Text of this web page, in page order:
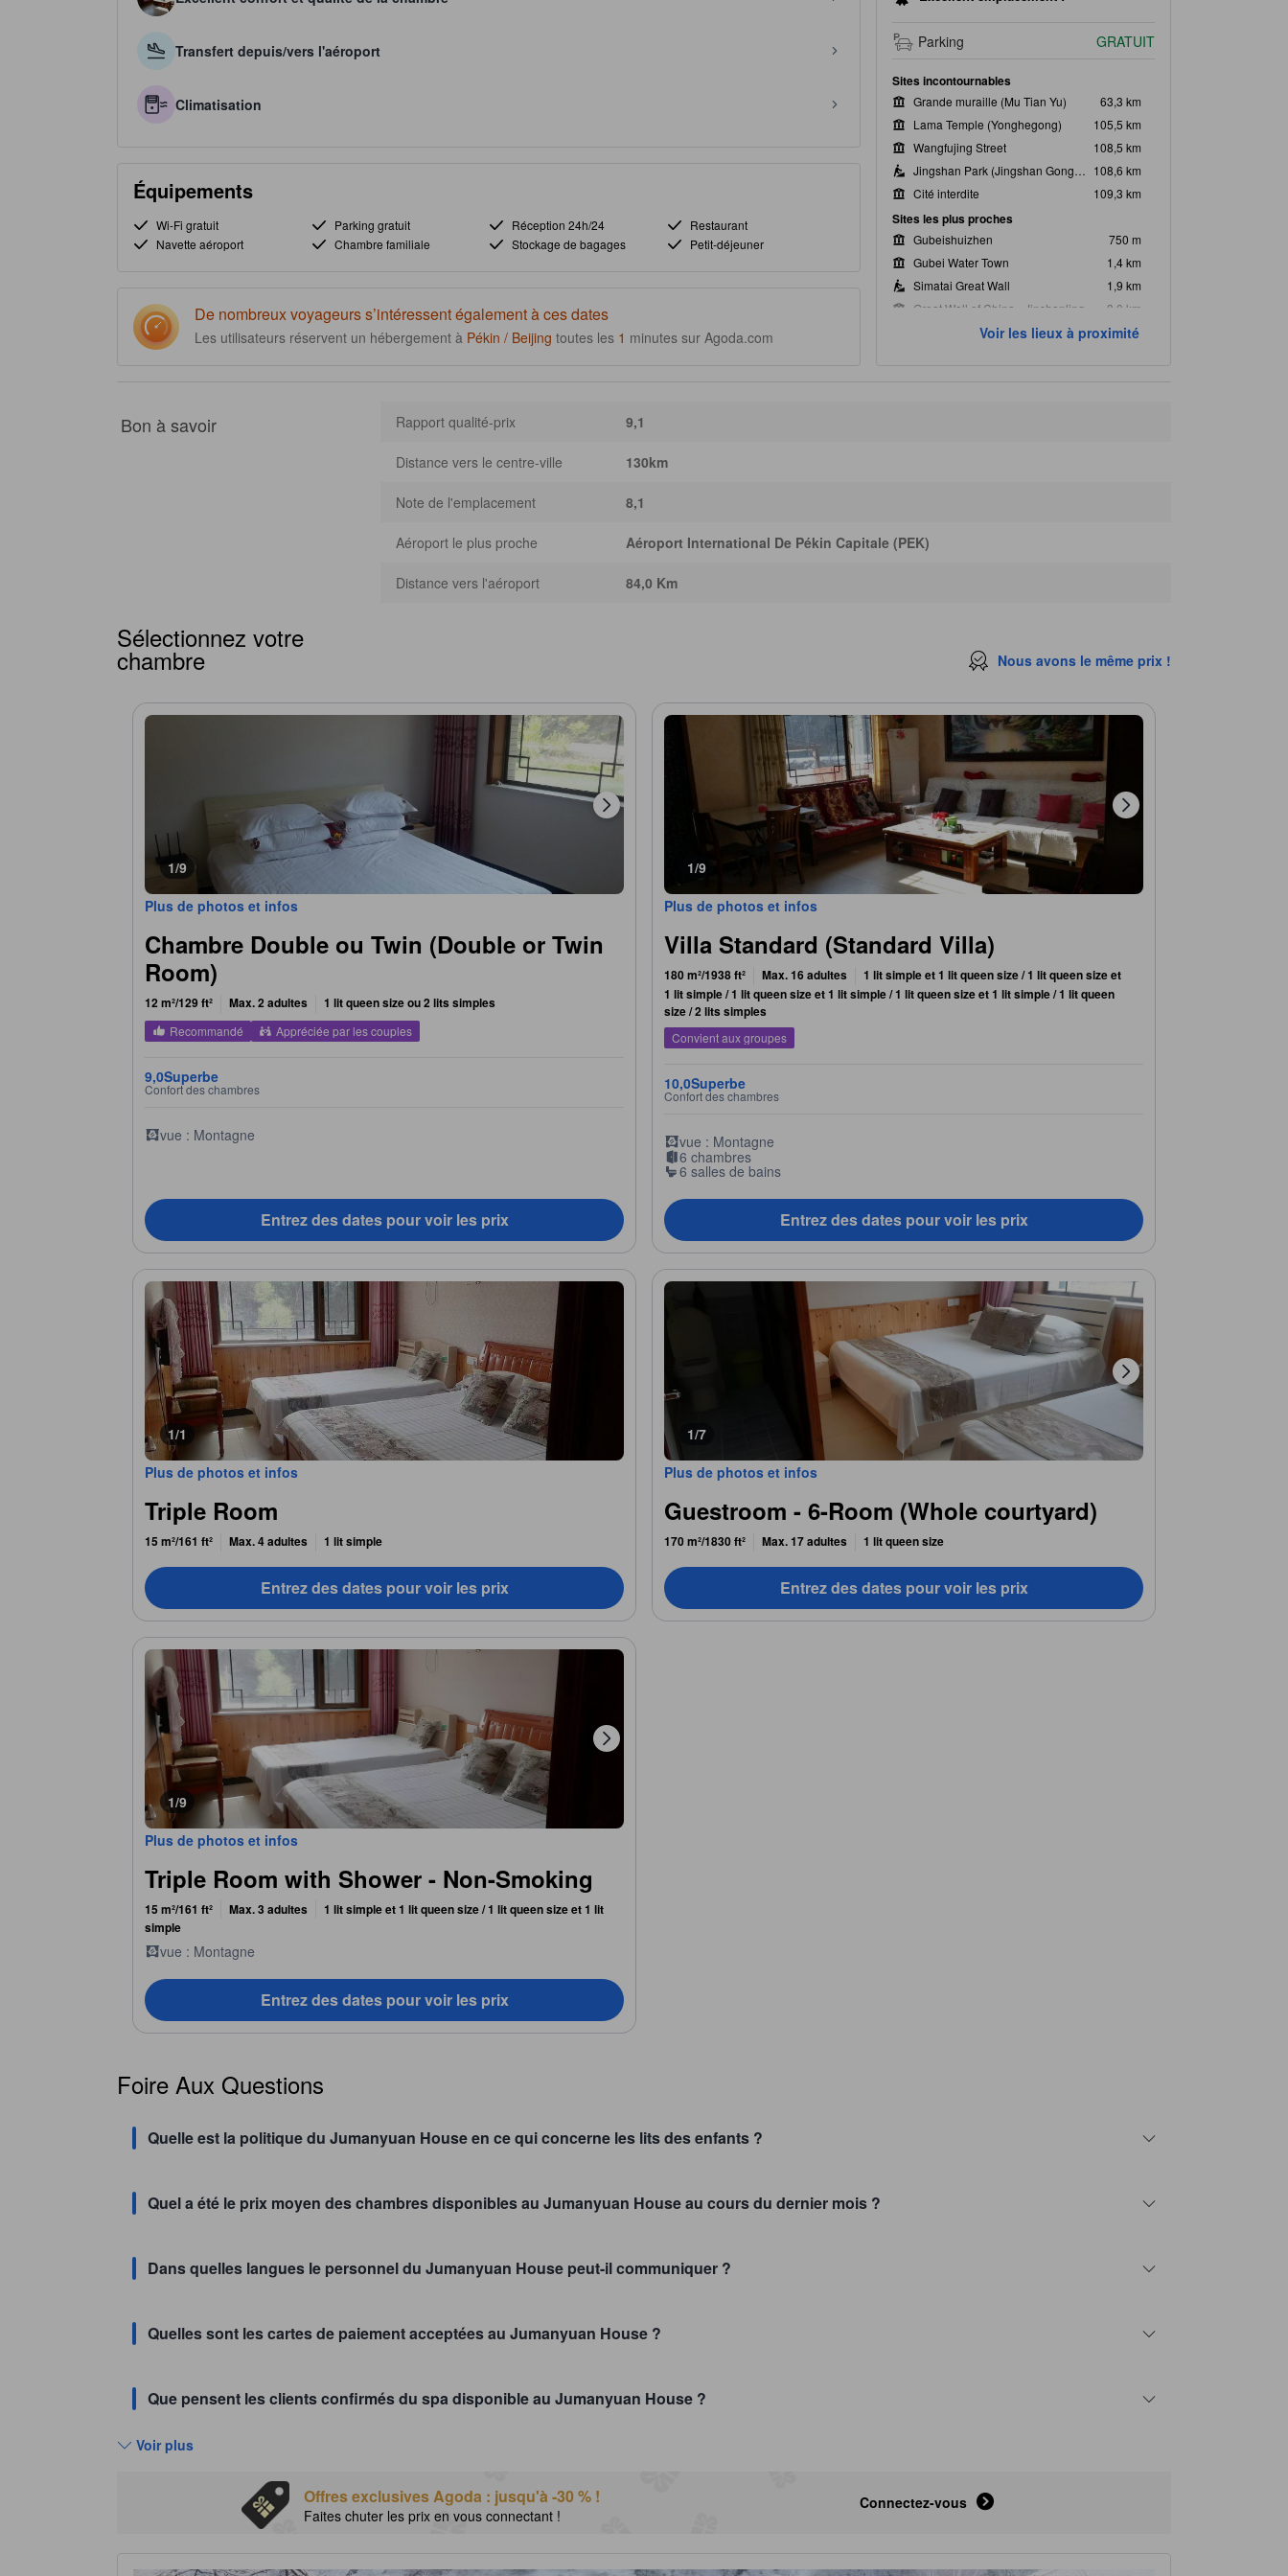
Transfert depuis/vers l'aéroport
Climatisation
Équipements
Wi-Fi gratuit Parking gratuit Réception 24h/24
Restaurant
Navette aéroport
Chambre familiale Stockage de bagages Petit-déjeuner
De nombreux voyageurs s’intéressent également à ces dates
Les utilisateurs réservent un hébergement à Pékin / Beijing toutes les 1 minutes sur Agoda.com
Parking GRATUIT
Sites incontournables
Grande muraille (Mu Tian Yu)
63,3 km
Lama Temple (Yonghegong)
105,5 km
Wangfujing Street
108,5 km
Jingshan Park (Jingshan Gongyuan)
108,6 km
Cité interdite
109,3 km
Sites les plus proches
Gubeishuizhen
750 m
Gubei Water Town
1,4 km
Simatai Great Wall
1,9 km
Great Wall of China - Jinshanling
3,0 km
nice Viewspot
5,2 km
Voir les lieux à proximité
Bon à savoir Rapport qualité-prix 9,1
Distance vers le centre-ville 130km
Note de l'emplacement 8,1
Aéroport le plus proche Aéroport International De Pékin Capitale (PEK)
Distance vers l'aéroport 84,0 Km
Sélectionnez votre
chambre Nous avons le même prix !
1/9
Plus de photos et infos
Chambre Double ou Twin (Double or Twin
Room)
12 m²/129 ft² Max. 2 adultes 1 lit queen size ou 2 lits simples
Recommandé Appréciée par les couples
9,0Superbe
Confort des chambres
vue : Montagne
Entrez des dates pour voir les prix
1/9
Plus de photos et infos
Villa Standard (Standard Villa)
180 m²/1938 ft² Max. 16 adultes
1 lit simple et 1 lit queen size / 1 lit queen size et
1 lit simple / 1 lit queen size et 1 lit simple / 1 lit queen size et 1 lit simple / 1 lit queen
size / 2 lits simples
Convient aux groupes
10,0Superbe
Confort des chambres
vue : Montagne
6 chambres
6 salles de bains
Entrez des dates pour voir les prix
1/1
Plus de photos et infos
Triple Room
15 m²/161 ft² Max. 4 adultes 1 lit simple
Entrez des dates pour voir les prix
1/7
Plus de photos et infos
Guestroom - 6-Room (Whole courtyard)
170 m²/1830 ft² Max. 17 adultes 1 lit queen size
Entrez des dates pour voir les prix
1/9
Plus de photos et infos
Triple Room with Shower - Non-Smoking
15 m²/161 ft² Max. 3 adultes
1 lit simple et 1 lit queen size / 1 lit queen size et 1 lit
simple
vue : Montagne
Entrez des dates pour voir les prix
Foire Aux Questions
Quelle est la politique du Jumanyuan House en ce qui concerne les lits des enfants ?
Quel a été le prix moyen des chambres disponibles au Jumanyuan House au cours du dernier mois ?
Dans quelles langues le personnel du Jumanyuan House peut-il communiquer ?
Quelles sont les cartes de paiement acceptées au Jumanyuan House ?
Que pensent les clients confirmés du spa disponible au Jumanyuan House ?
Voir plus
Offres exclusives Agoda : jusqu'à -30 % !
Faites chuter les prix en vous connectant !
Connectez-vous